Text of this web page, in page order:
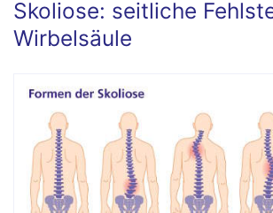
Skoliose: seitliche
Wirbelsäule